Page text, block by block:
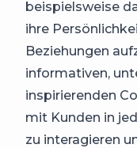
beispielsweise
ihre
Beziehungen
informativen,
inspirierenden
mit Kunden in
zu interagieren